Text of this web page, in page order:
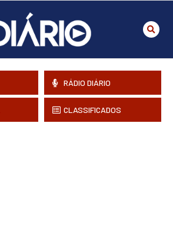
RÁDIO DIÁRIO
CLASSIFICADOS